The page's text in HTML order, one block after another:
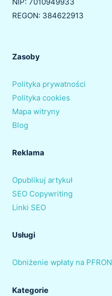
REGON: 384622913
Zasoby
Polityka prywatności
Polityka cookies
Mapa witryny
Blog
Reklama
Opublikuj artykuł
SEO Copywriting
Linki SEO
Usługi
Obniżenie wpłaty na PFRON
Kategorie